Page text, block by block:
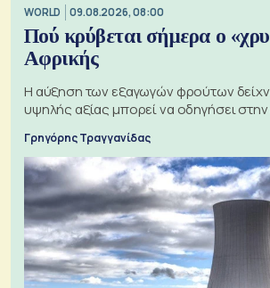
WORLD 09.08.2026, 08:00
Πού κρύβεται σήμερα ο
Αφρικής
Η αύξηση των εξαγωγών φρούτων
υψηλής αξίας μπορεί να οδηγήσει
Γρηγόρης Τραγγανίδας